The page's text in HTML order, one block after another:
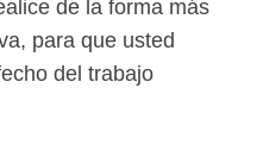
de la forma más
para que usted
del trabajo